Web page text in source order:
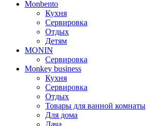
Monbento
Кухня
Сервировка
Отдых
Детям
MONIN
Сервировка
Monkey business
Кухня
Сервировка
Отдых
Товары для ванной комнаты
Для дома